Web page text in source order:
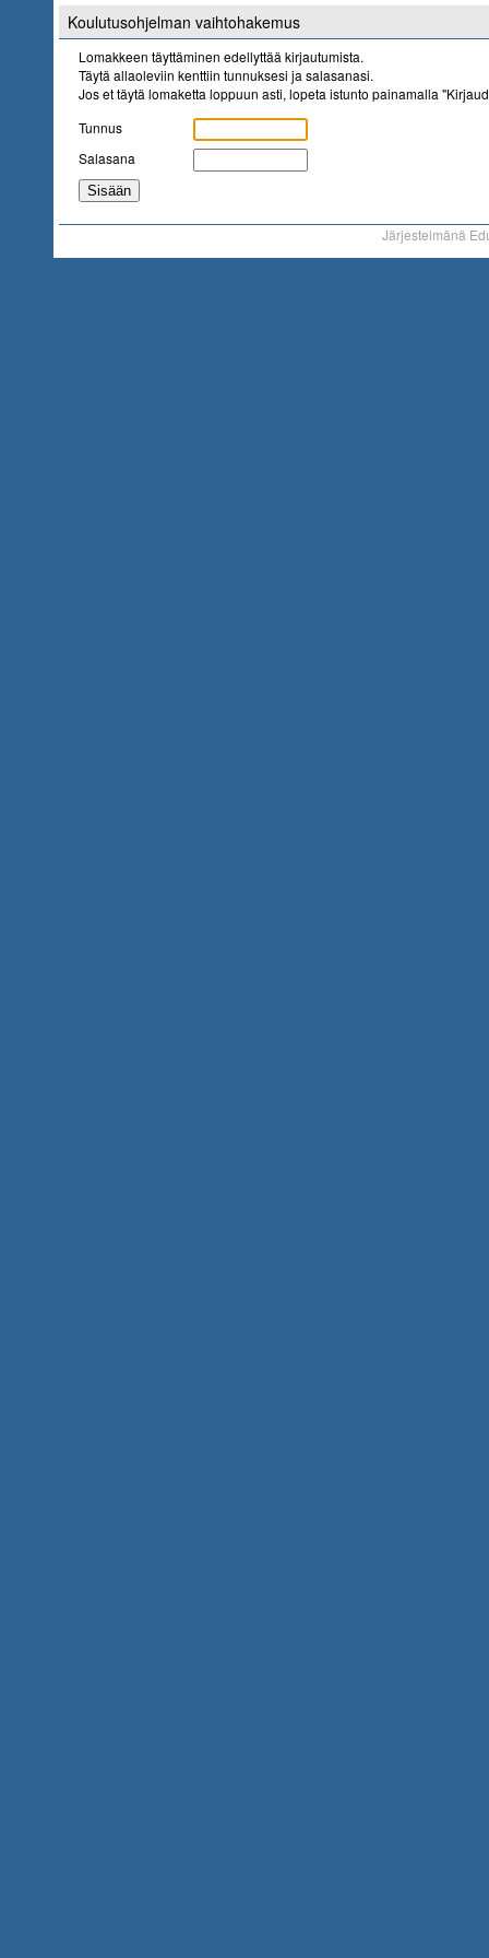
Koulutusohjelman vaihtohakemus
Lomakkeen täyttäminen edellyttää kirjautumista.
Täytä allaoleviin kenttiin tunnuksesi ja salasanasi.
Jos et täytä lomaketta loppuun asti, lopeta istunto painamalla
Tunnus
Salasana
Järjestelmänä